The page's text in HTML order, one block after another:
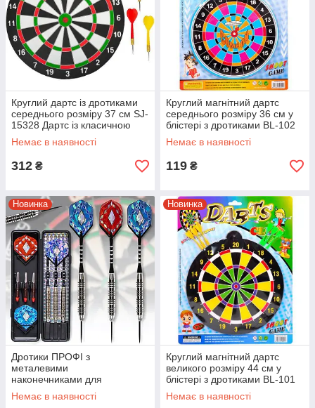
Круглий дартс із дротиками
середнього розміру 37 см SJ-
15328 Дартс із класичною
мішенню
Немає в наявності
312 ₴
Круглий магнітний дартс
середнього розміру 36 см у
блістері з дротиками BL-102
Дартс дитячий
Немає в наявності
119 ₴
Новинка
Дротики ПРОФІ з
металевими
наконечниками для
класичного та електронного
дартсу BL-3500 Упаковка 3
Немає в наявності
Новинка
Круглий магнітний дартс
великого розміру 44 см у
блістері з дротиками BL-101
Дартс дитячий
Немає в наявності